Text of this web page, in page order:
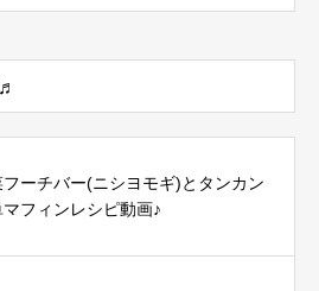
ーチバー(ニシヨモギ)とタンカン
フィンレシピ動画♪